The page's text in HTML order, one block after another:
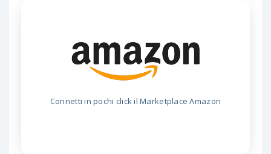
Connetti in pochi click il Marketplace Amazon